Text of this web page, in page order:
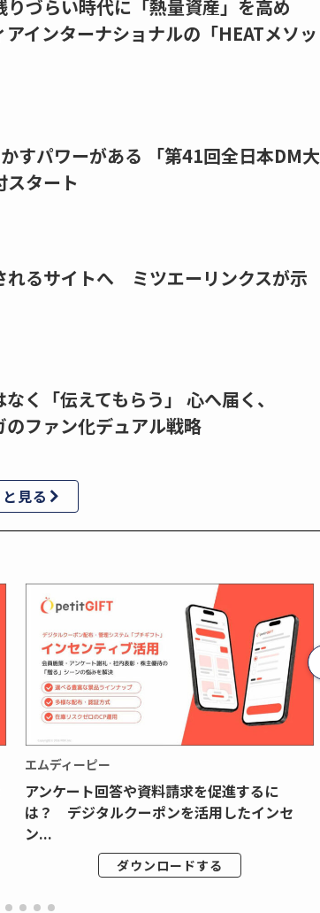
りづらい時代に「熱量資産」を高め
インターナショナルの「HEATメソッ
すパワーがある 「第41回全日本DM大
スタート
れるサイトへ ミツエーリンクスが示
なく「伝えてもらう」 心へ届く、
ファン化デュアル戦略
見る
エムディーピー
アンケート回答や資料請求を促進するに
は？ デジタルクーポンを活用したインセ
ン...
ダウンロードする